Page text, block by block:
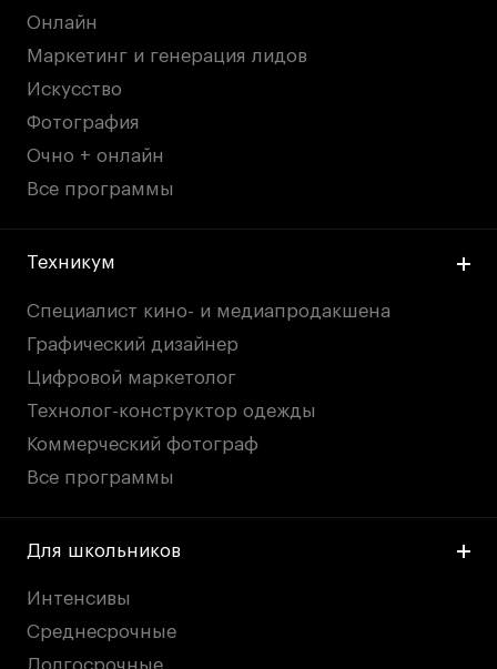
Онлайн
Маркетинг и генерация лидов
Искусство
Фотография
Очно + онлайн
Все программы
Техникум
Специалист кино- и медиапродакшена
Графический дизайнер
Цифровой маркетолог
Технолог-конструктор одежды
Коммерческий фотограф
Все программы
Для школьников
Интенсивы
Среднесрочные